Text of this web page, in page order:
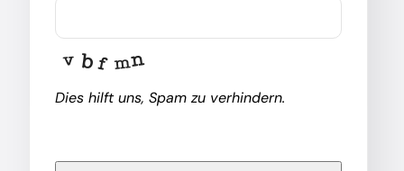
Dies hilft uns, Spam zu verhindern.